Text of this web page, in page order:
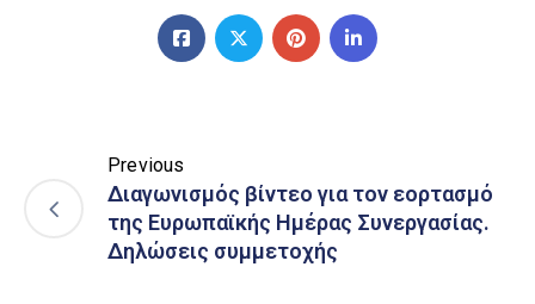
Previous
Διαγωνισμός βίντεο για τον εορτασμό
της Ευρωπαϊκής Ημέρας Συνεργασίας.
Δηλώσεις συμμετοχής